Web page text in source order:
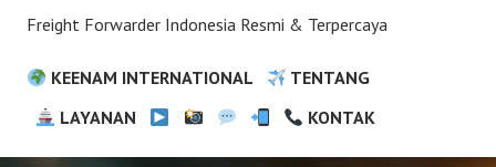
Freight Forwarder Indonesia Resmi & Terpercaya
KEENAM INTERNATIONAL
TENTANG
LAYANAN
KONTAK